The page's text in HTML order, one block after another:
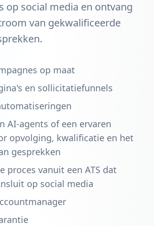
op social media en ontvang
van gekwalificeerde
op maat
en sollicitatiefunnels
AI-agents of een ervaren
opvolging, kwalificatie en het
gesprekken
proces vanuit een ATS dat
op social media